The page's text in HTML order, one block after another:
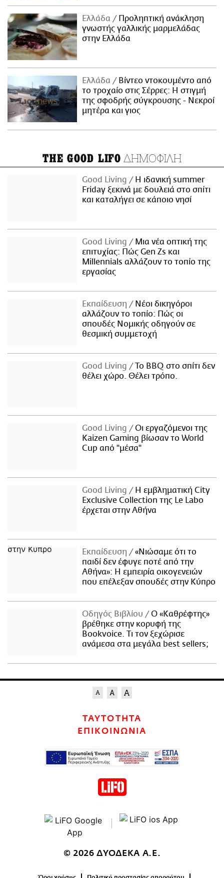
Ελλάδα
Προληπτική ανάκληση
γνωστής γαλλικής μαρμελάδας
στην Ελλάδα
Ελλάδα
Βίντεο ντοκουμέντο από
το τροχαίο στις Σέρρες: Η στιγμή
της σφοδρής σύγκρουσης - Νεκροί
μητέρα και γιος
THE GOOD LIFO ΔΗΜΟΦΙΛΗ
Good Living
Η ιδανική summer
Friday ξεκινά με δουλειά στο σπίτι
και καταλήγει σε κάποιο νησί
Good Living
Μια νέα οπτική της
επιτυχίας: Πώς Gen Zs και
Millennials αλλάζουν το τοπίο της
εργασίας
Εκπαίδευση
Νέοι δικηγόροι
αλλάζουν το τοπίο: Πώς οι
σπουδές Νομικής οδηγούν σε
θεσμική συμμετοχή
Good Living
Το BBQ στο σπίτι δεν
θέλει χώρο. Θέλει τρόπο.
Good Living
Οι εργαζόμενοι της
Kaizen Gaming βίωσαν το World
Cup από "μέσα"
Good Living
Η εμβληματική City
Exclusive Collection της Le Labo
έρχεται στην Αθήνα
Εκπαίδευση
«Νιώσαμε ότι το
παιδί δεν έφυγε ποτέ από την
Αθήνα»: Η εμπειρία οικογενειών
που επέλεξαν σπουδές στην Κύπρο
Οδηγός Βιβλίου
Ο «Καθρέφτης»
βρέθηκε στην κορυφή της
Bookvoice. Τι τον ξεχώρισε
ανάμεσα στα μεγάλα best sellers;
ΤΑΥΤΟΤΗΤΑ
ΕΠΙΚΟΙΝΩΝΙΑ
© 2026 ΔΥΟΔΕΚΑ Α.Ε.